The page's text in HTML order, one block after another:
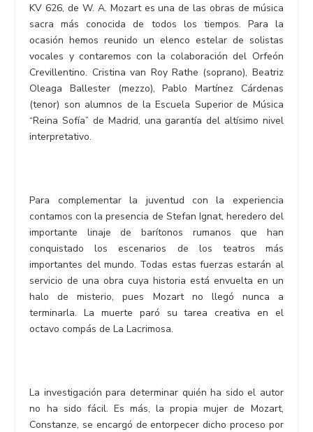
KV 626, de W. A. Mozart es una de las obras de música
sacra más conocida de todos los tiempos. Para la
ocasión hemos reunido un elenco estelar de solistas
vocales y contaremos con la colaboración del Orfeón
Crevillentino. Cristina van Roy Rathe (soprano), Beatriz
Oleaga Ballester (mezzo), Pablo Martínez Cárdenas
(tenor) son alumnos de la Escuela Superior de Música
“Reina Sofía” de Madrid, una garantía del altísimo nivel
interpretativo.
Para complementar la juventud con la experiencia
contamos con la presencia de Stefan Ignat, heredero del
importante linaje de barítonos rumanos que han
conquistado los escenarios de los teatros más
importantes del mundo. Todas estas fuerzas estarán al
servicio de una obra cuya historia está envuelta en un
halo de misterio, pues Mozart no llegó nunca a
terminarla. La muerte paró su tarea creativa en el
octavo compás de La Lacrimosa.
La investigación para determinar quién ha sido el autor
no ha sido fácil. Es más, la propia mujer de Mozart,
Constanze, se encargó de entorpecer dicho proceso por